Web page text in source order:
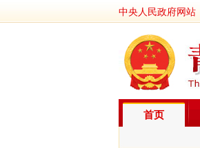
中央人民政府网站
首页